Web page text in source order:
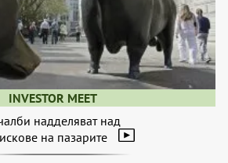
INVESTOR MEET
надделяват над
на пазарите